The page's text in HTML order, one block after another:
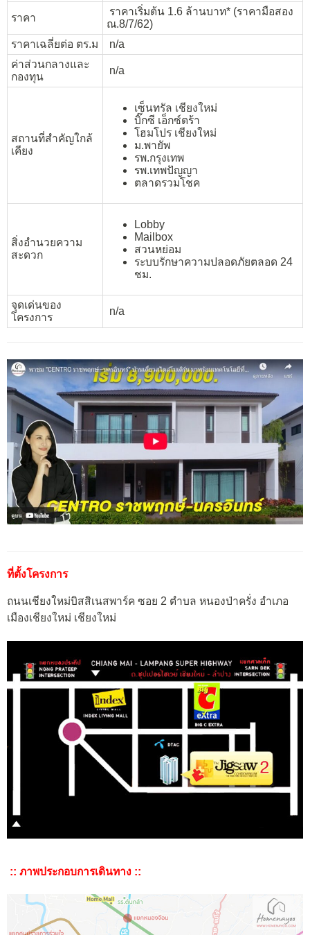
ราคา
ราคาเริ่มต้น 1.6 ล้านบาท* (ราคามือสอง
ณ.8/7/62)
ราคาเฉลี่ยต่อ ตร.ม
n/a
ค่าส่วนกลางและ
กองทุน
n/a
สถานที่สำคัญใกล้
เคียง
เซ็นทรัล เชียงใหม่
บิ๊กซี เอ็กซ์ตร้า
โฮมโปร เชียงใหม่
ม.พายัพ
รพ.กรุงเทพ
รพ.เทพปัญญา
ตลาดรวมโชค
สิ่งอำนวยความ
สะดวก
Lobby
Mailbox
สวนหย่อม
ระบบรักษาความปลอดภัยตลอด 24
ชม.
จุดเด่นของ
โครงการ
n/a
ที่ตั้งโครงการ
ถนนเชียงใหม่บิสสิเนสพาร์ค ซอย 2 ตำบล หนองป่าครั่ง อำเภอ
เมืองเชียงใหม่ เชียงใหม่
:: ภาพประกอบการเดินทาง ::